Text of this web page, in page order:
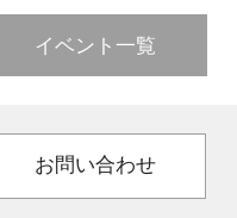
イベント一覧
お問い合わせ